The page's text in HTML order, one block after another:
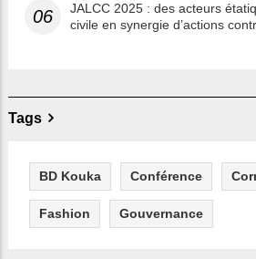
06
JALCC 2025 : des acteurs
civile en synergie d’actions
Tags
BD Kouka Conférence
Fashion Gouvernance